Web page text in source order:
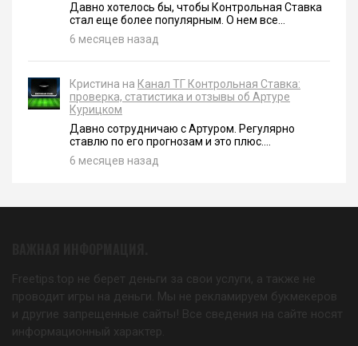
Давно хотелось бы, чтобы Контрольная Ставка
стал еще более популярным. О нем все...
6 месяцев назад
Кристина на Канал ТГ Контрольная Ставка:
проверка, статистика и отзывы об Артуре
Курицком
Давно сотрудничаю с Артуром. Регулярно
ставлю по его прогнозам и это плюс....
6 месяцев назад
Freetips.top не берет деньги за свои услуги, а также не
проводит игры на деньги. Мы не рекламируем букмекеров
и другие запрещенные сайты! Все сведения на сайте носят
информационный характер.